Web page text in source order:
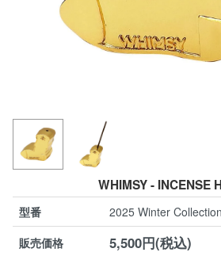
WHIMSY - INCENSE
型番
2025 Winter Collection
販売価格
5,500円(税込)